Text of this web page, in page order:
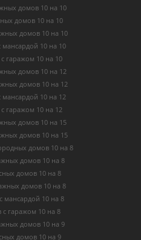
домов 10 на 10
домов 10 на 10
домов 10 на 10
10 на 10
гаражом 10 на 10
домов 10 на 12
домов 10 на 12
10 на 12
гаражом 10 на 12
домов 10 на 15
домов 10 на 15
домов 10 на 8
домов 10 на 8
домов 10 на 8
домов 10 на 8
мансардой 10 на 8
гаражом 10 на 8
домов 10 на 9
домов 10 на 9